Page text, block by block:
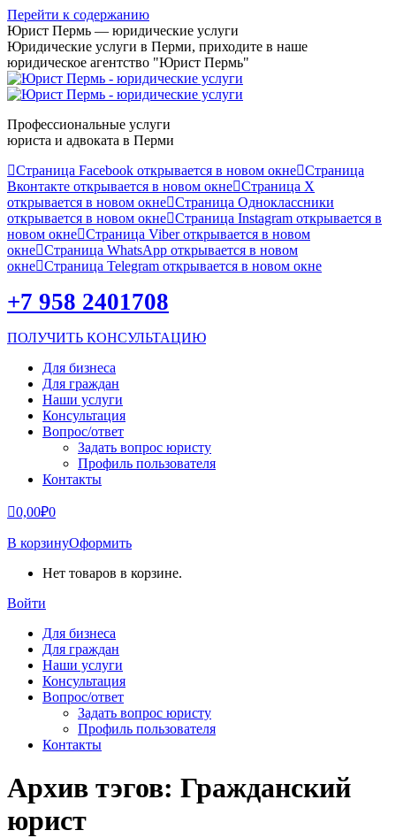
Перейти к содержанию
Юрист Пермь — юридические услуги
Юридические услуги в Перми, приходите в наше
юридическое агентство "Юрист Пермь"
Профессиональные услуги
юриста и адвоката в Перми
Страница Facebook открывается в новом окне Страница
Вконтакте открывается в новом окне Страница X
открывается в новом окне Страница Одноклассники
открывается в новом окне Страница Instagram открывается в
новом окне Страница Viber открывается в новом
окне Страница WhatsApp открывается в новом
окне Страница Telegram открывается в новом окне
+7 958 2401708
ПОЛУЧИТЬ КОНСУЛЬТАЦИЮ
Для бизнеса
Для граждан
Наши услуги
Консультация
Вопрос/ответ
Задать вопрос юристу
Профиль пользователя
Контакты
0,00₽0
В корзинуОформить
Нет товаров в корзине.
Войти
Для бизнеса
Для граждан
Наши услуги
Консультация
Вопрос/ответ
Задать вопрос юристу
Профиль пользователя
Контакты
Архив тэгов: Гражданский
юрист